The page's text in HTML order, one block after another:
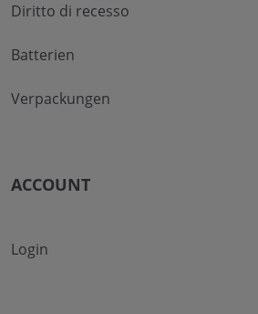
Diritto di recesso
Batterien
Verpackungen
ACCOUNT
Login